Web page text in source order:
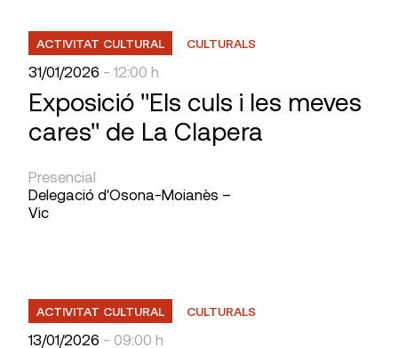
ACTIVITAT CULTURAL CULTURALS
31/01/2026 - 12:00 h
Exposició "Els culs i les meves
cares" de La Clapera
Presencial
Delegació d'Osona-Moianès –
Vic
ACTIVITAT CULTURAL CULTURALS
13/01/2026 - 09:00 h